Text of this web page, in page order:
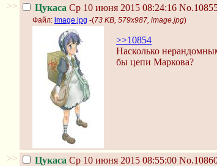
>> Цукаса Ср 10 июня 2015 08:24:16
Файл: image.jpg -(73 KB, 579x987, image.jpg)
>>10854
Насколько
бы цепи Маркова?
>> Цукаса Ср 10 июня 2015 08:55:00